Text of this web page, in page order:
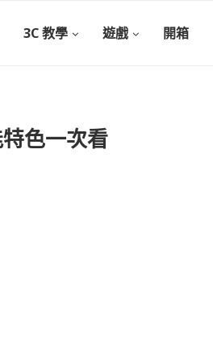
3C 教學 遊戲 開箱
色一次看